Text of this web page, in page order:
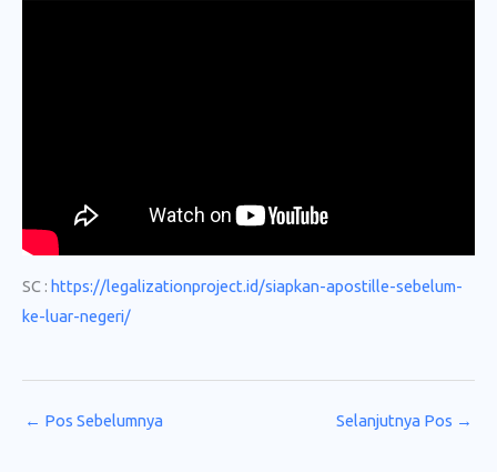
SC : https://legalizationproject.id/siapkan-apostille-sebelum-
ke-luar-negeri/
← Pos Sebelumnya Selanjutnya Pos →